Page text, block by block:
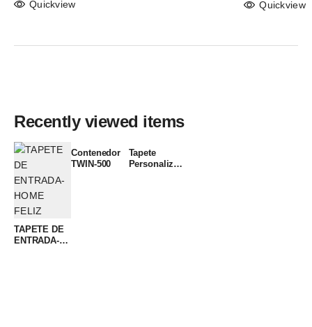
Quickview
Quickview
Recently viewed items
TAPETE DE
ENTRADA-
Contenedor
TWIN-500
Tapete
Personalizado